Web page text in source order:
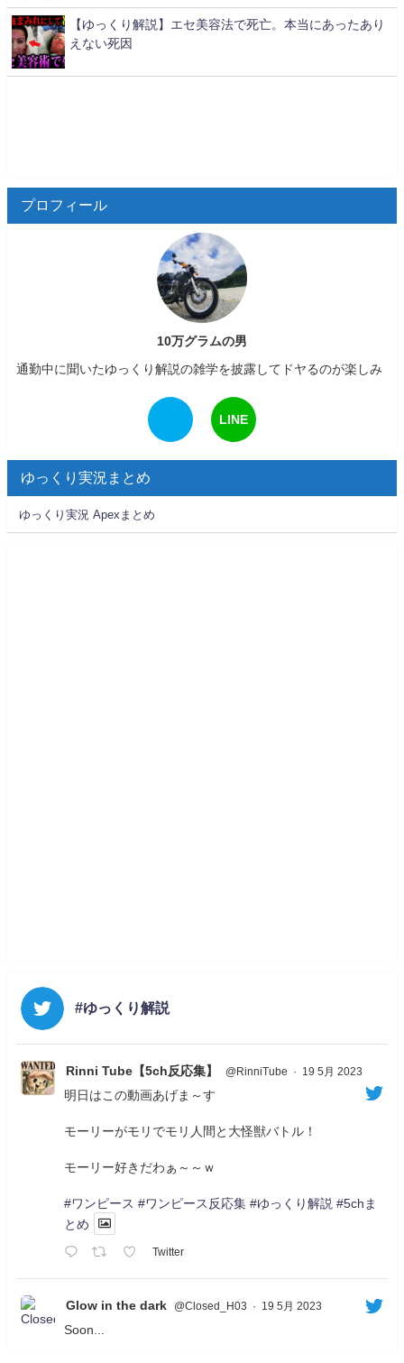
【ゆっくり解説】エセ美容法で死亡。本当にあったあり
えない死因
プロフィール
10万グラムの男
通勤中に聞いたゆっくり解説の雑学を披露してドヤるのが楽しみ
LINE
ゆっくり実況まとめ
ゆっくり実況 Apexまとめ
#ゆっくり解説
Rinni Tube【5ch反応集】 @RinniTube · 19 5月 2023
明日はこの動画あげま～す
モーリーがモリでモリ人間と大怪獣バトル！
モーリー好きだわぁ～～ｗ
#ワンピース #ワンピース反応集 #ゆっくり解説 #5chま
とめ
Twitter
Glow in the dark @Closed_H03 · 19 5月 2023
Soon...